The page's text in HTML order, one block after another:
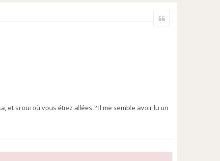
et si oui où vous étiez allées ? Il me semble avoir lu un